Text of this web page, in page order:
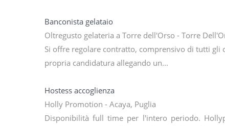
Banconista gelataio
Oltregusto gelateria a Torre dell'Orso - Torre
Si offre regolare contratto, comprensivo di tutti gli
propria candidatura allegando un...
Hostess accoglienza
Holly Promotion - Acaya, Puglia
Disponibilità full time per l'intero periodo.